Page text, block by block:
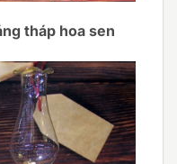
tháp hoa sen